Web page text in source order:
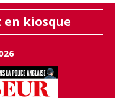
kiosque